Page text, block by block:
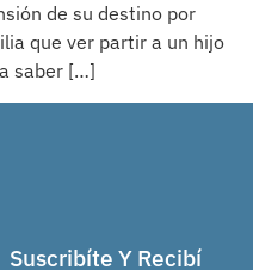
de su destino por
que ver partir a un hijo
saber […]
Suscribíte Y Recibí